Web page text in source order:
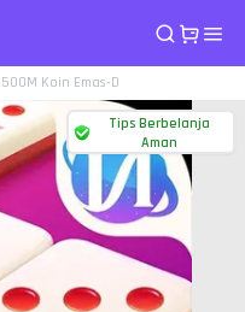
500M Koin Emas-D
Tips Berbelanja
Aman